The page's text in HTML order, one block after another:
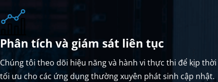
Phân tích và giám sát liên tục
Chúng tôi theo dõi hiệu năng và hành vi thực thi để kịp thời
tối ưu cho các ứng dụng thường xuyên phát sinh cập nhật.